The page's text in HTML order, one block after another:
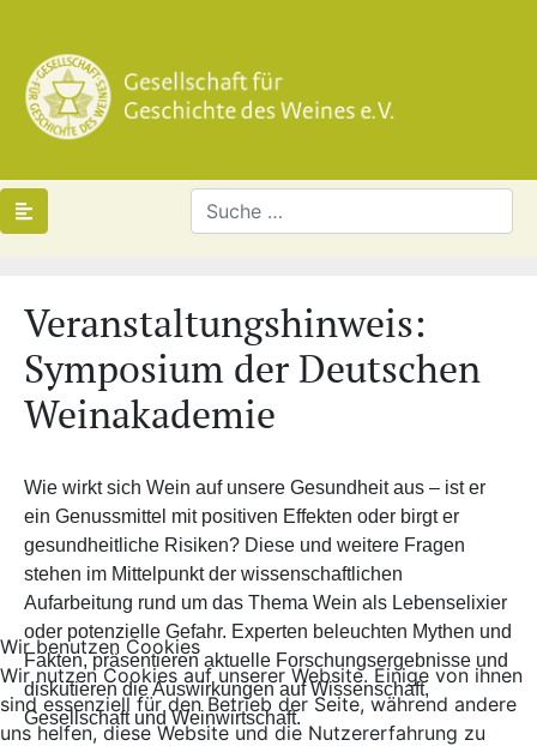
Veranstaltungshinweis:
Symposium der Deutschen
Weinakademie
Wie wirkt sich Wein auf unsere Gesundheit aus – ist er
ein Genussmittel mit positiven Effekten oder birgt er
gesundheitliche Risiken? Diese und weitere Fragen
stehen im Mittelpunkt der wissenschaftlichen
Aufarbeitung rund um das Thema Wein als Lebenselixier
oder potenzielle Gefahr. Experten beleuchten Mythen und
Fakten, präsentieren aktuelle Forschungsergebnisse und
diskutieren die Auswirkungen auf Wissenschaft,
Gesellschaft und Weinwirtschaft.
Wir benutzen Cookies
Wir nutzen Cookies auf unserer Website. Einige von ihnen
sind essenziell für den Betrieb der Seite, während andere
uns helfen, diese Website und die Nutzererfahrung zu